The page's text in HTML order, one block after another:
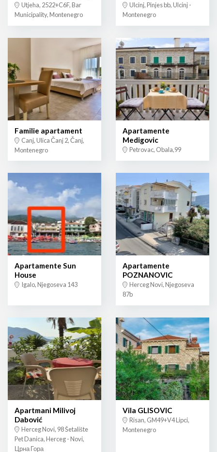
Utjeha, 2522+C6F, Bar
Municipality, Montenegro
Ulcinj, Pinjes bb, Ulcinj -
Montenegro
Familie apartament
Canj, Ulica Čanj 2, Čanj,
Montenegro
Apartamente
Medigovic
Petrovac, Obala,99
Apartamente Sun
House
Igalo, Njegoseva 143
Apartamente
POZNANOVIC
Herceg Novi, Njegoseva
87b
Apartmani Milivoj
Dabović
Herceg Novi, 98 Šetalište
Pet Danica, Herceg - Novi,
Црна Гора
Vila GLISOVIC
Risan, GM49+V4 Lipci,
Montenegro